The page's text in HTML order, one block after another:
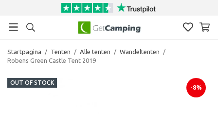
Startpagina / Tenten / Alle tenten / Wandeltenten
/
Robens Green Castle Tent 2019
OUT OF STOCK
-8%